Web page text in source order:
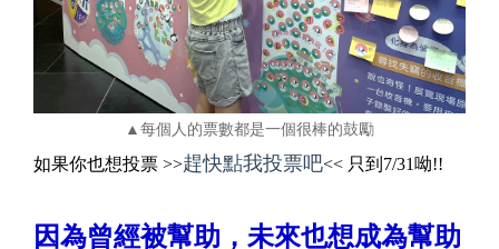
▲每個人的票數都是一個很棒的鼓勵
如果你也想投票 >>趕快點我投票吧<< 只到7/31呦!!
因為曾經被幫助，未來也想成為幫助